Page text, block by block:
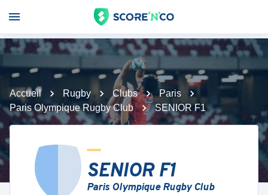
Accueil Rugby Clubs
Paris
Paris Olympique Rugby Club
SENIOR F1
SENIOR F1
Paris Olympique Rugby Club